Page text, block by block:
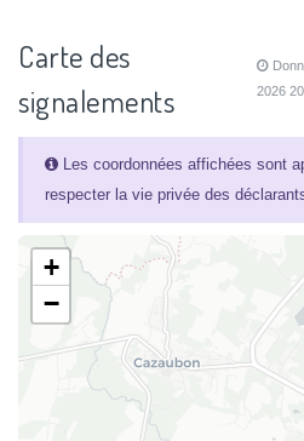
Carte des
signalements
2026
Les coordonnées affichées sont
respecter la vie privée des
+
−